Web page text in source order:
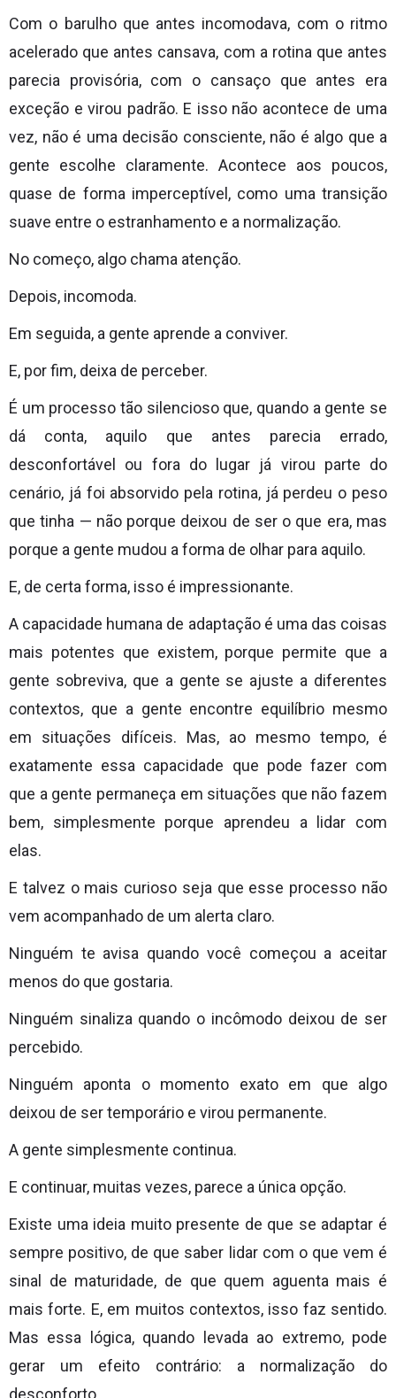
Com o barulho que antes incomodava, com o ritmo
acelerado que antes cansava, com a rotina que antes
parecia provisória, com o cansaço que antes era
exceção e virou padrão. E isso não acontece de uma
vez, não é uma decisão consciente, não é algo que a
gente escolhe claramente. Acontece aos poucos,
quase de forma imperceptível, como uma transição
suave entre o estranhamento e a normalização.
No começo, algo chama atenção.
Depois, incomoda.
Em seguida, a gente aprende a conviver.
E, por fim, deixa de perceber.
É um processo tão silencioso que, quando a gente se
dá conta, aquilo que antes parecia errado,
desconfortável ou fora do lugar já virou parte do
cenário, já foi absorvido pela rotina, já perdeu o peso
que tinha — não porque deixou de ser o que era, mas
porque a gente mudou a forma de olhar para aquilo.
E, de certa forma, isso é impressionante.
A capacidade humana de adaptação é uma das coisas
mais potentes que existem, porque permite que a
gente sobreviva, que a gente se ajuste a diferentes
contextos, que a gente encontre equilíbrio mesmo
em situações difíceis. Mas, ao mesmo tempo, é
exatamente essa capacidade que pode fazer com
que a gente permaneça em situações que não fazem
bem, simplesmente porque aprendeu a lidar com
elas.
E talvez o mais curioso seja que esse processo não
vem acompanhado de um alerta claro.
Ninguém te avisa quando você começou a aceitar
menos do que gostaria.
Ninguém sinaliza quando o incômodo deixou de ser
percebido.
Ninguém aponta o momento exato em que algo
deixou de ser temporário e virou permanente.
A gente simplesmente continua.
E continuar, muitas vezes, parece a única opção.
Existe uma ideia muito presente de que se adaptar é
sempre positivo, de que saber lidar com o que vem é
sinal de maturidade, de que quem aguenta mais é
mais forte. E, em muitos contextos, isso faz sentido.
Mas essa lógica, quando levada ao extremo, pode
gerar um efeito contrário: a normalização do
desconforto.